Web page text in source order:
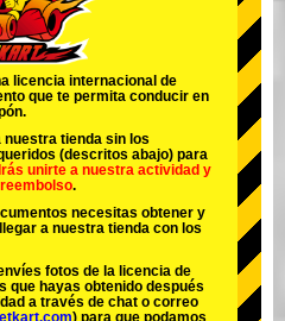
Tokyo Bay
licencia internacional de
que te permita conducir en
tienda sin los
(descritos abajo) para
unirte a nuestra actividad y
.
necesitas obtener y
a nuestra tienda con los
fotos de la licencia de
que hayas obtenido después
a través de chat o correo
) para que podamos